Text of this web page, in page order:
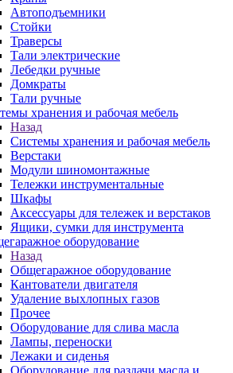
Автоподъемники
Стойки
Траверсы
Тали электрические
Лебедки ручные
Домкраты
Тали ручные
хранения и рабочая мебель
Назад
Системы хранения и рабочая мебель
Верстаки
Модули шиномонтажные
Тележки инструментальные
Шкафы
Аксессуары для тележек и верстаков
Ящики, сумки для инструмента
оборудование
Назад
Общегаражное оборудование
Кантователи двигателя
Удаление выхлопных газов
Прочее
Оборудование для слива масла
Лампы, переноски
Лежаки и сиденья
Оборудование для раздачи масла и